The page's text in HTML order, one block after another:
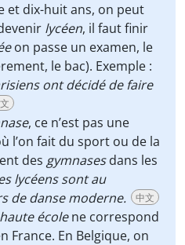
et dix-huit ans, on peut
lycéen, il faut finir
on passe un examen, le
le bac). Exemple :
ont décidé de faire
, ce n’est pas une
l’on fait du sport ou de la
des gymnasesdans les
lycéens sont au
de danse moderne. 中文
haute écolene correspond
France. En Belgique, on